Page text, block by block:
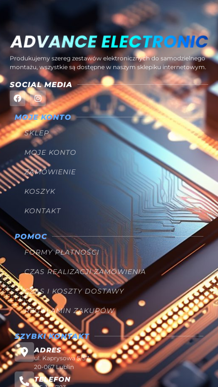
Produkujemy szereg zestawów elektronicznych do samodzielnego
montażu, wszystkie są dostępne w naszym sklepiku internetowym.
SOCIAL MEDIA
MOJE KONTO
SKLEP
MOJE KONTO
ZAMÓWIENIE
KOSZYK
KONTAKT
POMOC
FORMY PŁATNOŚCI
CZAS REALIZACJI ZAMÓWIENIA
CZAS I KOSZTY DOSTAWY
REGULAMIN ZAKUPÓW
SZYBKI KONTAKT
ADRES
ul. Kaprysowa 5/57
20-067 Lublin
TELEFON